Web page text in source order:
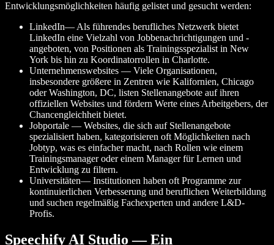
Entwicklungsmöglichkeiten häufig gelistet und gesucht werden:
LinkedIn— Als führendes berufliches Netzwerk bietet
LinkedIn eine Vielzahl von Jobbenachrichtigungen und -
angeboten, von Positionen als Trainingsspezialist in New
York bis hin zu Koordinatorrollen in Charlotte.
Unternehmenswebsites — Viele Organisationen,
insbesondere größere in Zentren wie Kalifornien, Chicago
oder Washington, DC, listen Stellenangebote auf ihren
offiziellen Websites und fördern Werte eines Arbeitgebers, der
Chancengleichheit bietet.
Jobportale — Websites, die sich auf Stellenangebote
spezialisiert haben, kategorisieren oft Möglichkeiten nach
Jobtyp, was es einfacher macht, nach Rollen wie einem
Trainingsmanager oder einem Manager für Lernen und
Entwicklung zu filtern.
Universitäten— Institutionen haben oft Programme zur
kontinuierlichen Verbesserung und beruflichen Weiterbildung
und suchen regelmäßig Fachexperten und andere L&D-
Profis.
Speechify AI Studio — Ein